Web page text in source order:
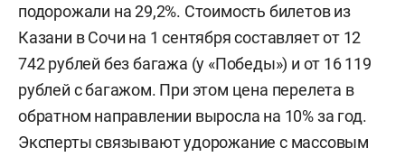
подорожали на 29,2%. Стоимость билетов из
Казани в Сочи на 1 сентября составляет от 12
742 рублей без багажа (у «Победы») и от 16 119
рублей с багажом. При этом цена перелета в
обратном направлении выросла на 10% за год.
Эксперты связывают удорожание с массовым